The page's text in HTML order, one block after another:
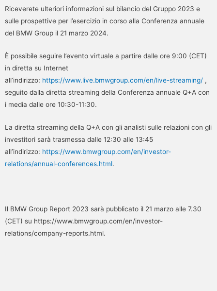
Riceverete ulteriori informazioni sul bilancio del Gruppo 2023 e
sulle prospettive per l’esercizio in corso alla Conferenza annuale
del BMW Group il 21 marzo 2024.
È possibile seguire l’evento virtuale a partire dalle ore 9:00 (CET)
in diretta su Internet
all’indirizzo: https://www.live.bmwgroup.com/en/live-streaming/ ,
seguito dalla diretta streaming della Conferenza annuale Q+A con
i media dalle ore 10:30-11:30.
La diretta streaming della Q+A con gli analisti sulle relazioni con gli
investitori sarà trasmessa dalle 12:30 alle 13:45
all’indirizzo: https://www.bmwgroup.com/en/investor-
relations/annual-conferences.html.
Il BMW Group Report 2023 sarà pubblicato il 21 marzo alle 7.30
(CET) su https://www.bmwgroup.com/en/investor-
relations/company-reports.html.